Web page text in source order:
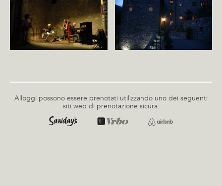
Alloggi possono essere prenotati utilizzando uno dei seguenti
siti web di prenotazione sicura: